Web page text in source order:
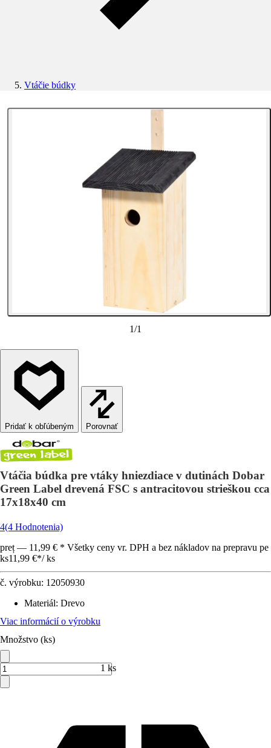
Vtáčie búdky
1/1
Porovnať
Vtáčia búdka pre vtáky hniezdiace v dutinách Dobar
Green Label drevená FSC s antracitovou strieškou cca
17x18x40 cm
4(4 Hodnotenia)
preț — 11,99 € * Všetky ceny vr. DPH a bez nákladov na prepravu pe
ks11,99 €*/ ks
č. výrobku: 12050930
Materiál: Drevo
Viac informácií o výrobku
Množstvo (ks)
1 ks